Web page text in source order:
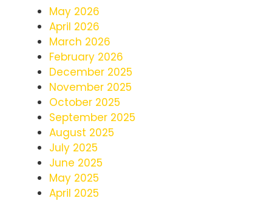
May 2026
April 2026
March 2026
February 2026
December 2025
November 2025
October 2025
September 2025
August 2025
July 2025
June 2025
May 2025
April 2025